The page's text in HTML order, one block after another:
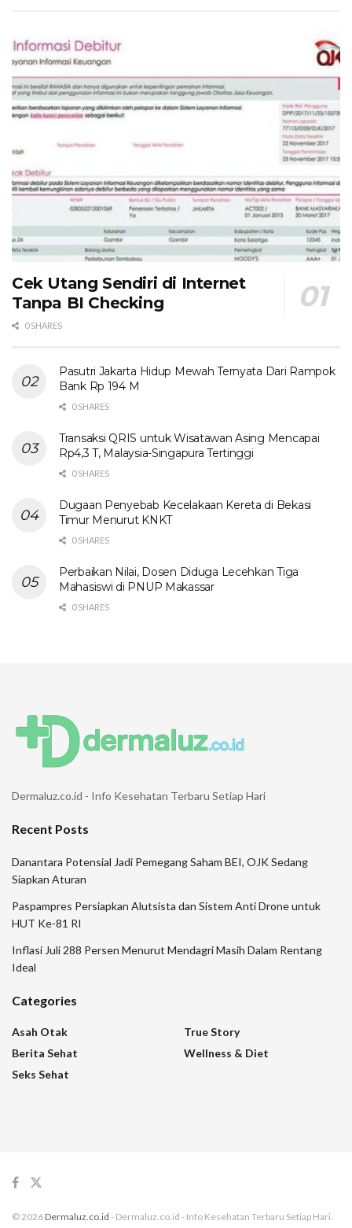
Cek Utang Sendiri di Internet
Tanpa BI Checking
0 SHARES
Pasutri Jakarta Hidup Mewah Ternyata Dari Rampok
Bank Rp 194 M
0 SHARES
Transaksi QRIS untuk Wisatawan Asing Mencapai
Rp4,3 T, Malaysia-Singapura Tertinggi
0 SHARES
Dugaan Penyebab Kecelakaan Kereta di Bekasi
Timur Menurut KNKT
0 SHARES
Perbaikan Nilai, Dosen Diduga Lecehkan Tiga
Mahasiswi di PNUP Makassar
0 SHARES
Dermaluz.co.id - Info Kesehatan Terbaru Setiap Hari
Recent Posts
Danantara Potensial Jadi Pemegang Saham BEI, OJK Sedang
Siapkan Aturan
Paspampres Persiapkan Alutsista dan Sistem Anti Drone untuk
HUT Ke-81 RI
Inflasi Juli 288 Persen Menurut Mendagri Masih Dalam Rentang
Ideal
Categories
Asah Otak
Berita Sehat
Seks Sehat
True Story
Wellness & Diet
© 2026 Dermaluz.co.id - Dermaluz.co.id - Info Kesehatan Terbaru Setiap Hari.